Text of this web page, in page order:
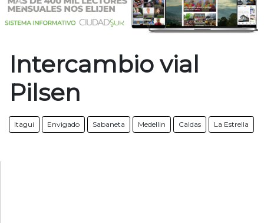
Previous
Intercambio vial
Pilsen
Itagui Envigado Sabaneta Medellin Caldas La Estrella